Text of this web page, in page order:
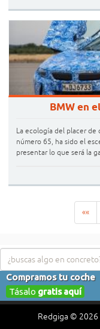
BMW en
La ecología del placer de
número 65, ha sido el
presentar lo que será la
««
Redgiga © 2026